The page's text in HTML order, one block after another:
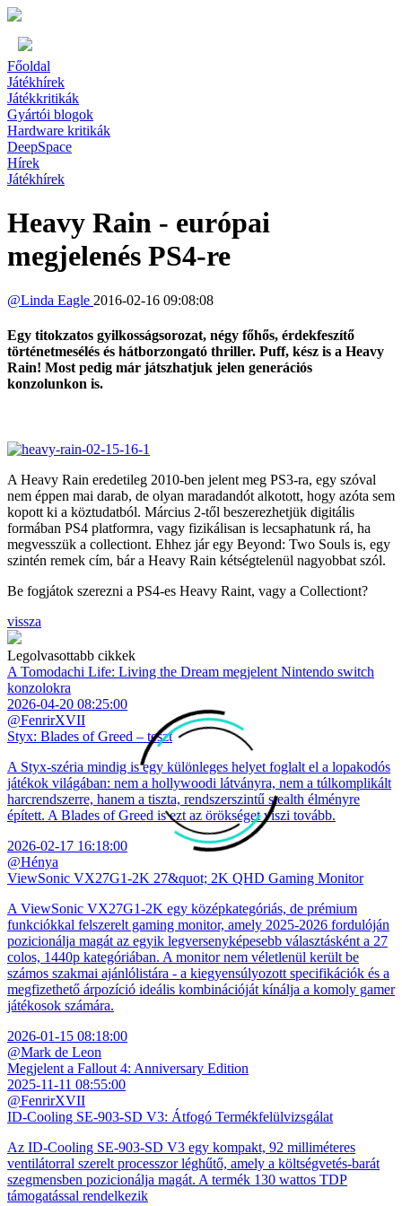
Főoldal
Játékhírek
Játékkritikák
Gyártói blogok
Hardware kritikák
DeepSpace
Hírek
Játékhírek
Heavy Rain - európai
megjelenés PS4-re
@Linda Eagle 2016-02-16 09:08:08
Egy titokzatos gyilkosságsorozat, négy főhős, érdekfeszítő
történetmesélés és hátborzongató thriller. Puff, kész is a Heavy
Rain! Most pedig már játszhatjuk jelen generációs
konzolunkon is.
A Heavy Rain eredetileg 2010-ben jelent meg PS3-ra, egy szóval
nem éppen mai darab, de olyan maradandót alkotott, hogy azóta sem
kopott ki a köztudatból. Március 2-től beszerezhetjük digitális
formában PS4 platformra, vagy fizikálisan is lecsaphatunk rá, ha
megvesszük a collectiont. Ehhez jár egy Beyond: Two Souls is, egy
szintén remek cím, bár a Heavy Rain kétségtelenül nagyobbat szól.
Be fogjátok szerezni a PS4-es Heavy Raint, vagy a Collectiont?
vissza
Legolvasottabb cikkek
A Tomodachi Life: Living the Dream megjelent Nintendo switch
konzolokra
2026-04-20 08:25:00
@FenrirXVII
Styx: Blades of Greed – teszt
A Styx-széria mindig is egy különleges helyet foglalt el a lopakodós
játékok világában: nem a hollywoodi látványra, nem a túlkomplikált
harcrendszerre, hanem a tiszta, rendszerszintű stealth élményre
épített. A Blades of Greed is ezt az örökséget viszi tovább.
2026-02-17 16:18:00
@Hénya
ViewSonic VX27G1-2K 27&quot; 2K QHD Gaming Monitor
A ViewSonic VX27G1-2K egy középkategóriás, de prémium
funkciókkal felszerelt gaming monitor, amely 2025-2026 fordulóján
pozicionálja magát az egyik legversenyképesebb választásként a 27
colos, 1440p kategóriában. A monitor nem véletlenül került be
számos szakmai ajánlólistára - a kiegyensúlyozott specifikációk és a
megfizethető árpozíció ideális kombinációját kínálja a komoly gamer
játékosok számára.
2026-01-15 08:18:00
@Mark de Leon
Megjelent a Fallout 4: Anniversary Edition
2025-11-11 08:55:00
@FenrirXVII
ID-Cooling SE-903-SD V3: Átfogó Termékfelülvizsgálat
Az ID-Cooling SE-903-SD V3 egy kompakt, 92 milliméteres
ventilátorral szerelt processzor léghűtő, amely a költségvetés-barát
szegmensben pozicionálja magát. A termék 130 wattos TDP
támogatással rendelkezik